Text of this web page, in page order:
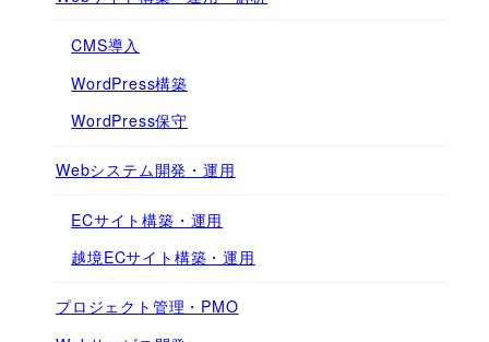
CMS導入
WordPress構築
WordPress保守
Webシステム開発・運用
ECサイト構築・運用
越境ECサイト構築・運用
プロジェクト管理・PMO